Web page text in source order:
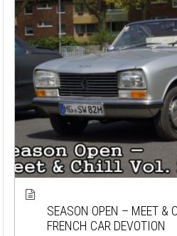
SEASON OPEN – MEET &
FRENCH CAR DEVOTION